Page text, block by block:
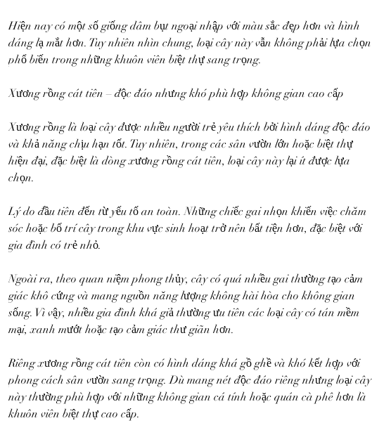
Hiện nay có một số giống dâm bụt ngoại nhập với màu sắc đẹp hơn và hình
dáng lạ mắt hơn. Tuy nhiên nhìn chung, loại cây này vẫn không phải lựa chọn
phổ biến trong những khuôn viên biệt thự sang trọng.
Xương rồng cát tiên – độc đáo nhưng khó phù hợp không gian cao cấp
Xương rồng là loại cây được nhiều người trẻ yêu thích bởi hình dáng độc đáo
và khả năng chịu hạn tốt. Tuy nhiên, trong các sân vườn lớn hoặc biệt thự
hiện đại, đặc biệt là dòng xương rồng cát tiên, loại cây này lại ít được lựa
chọn.
Lý do đầu tiên đến từ yếu tố an toàn. Những chiếc gai nhọn khiến việc chăm
sóc hoặc bố trí cây trong khu vực sinh hoạt trở nên bất tiện hơn, đặc biệt với
gia đình có trẻ nhỏ.
Ngoài ra, theo quan niệm phong thủy, cây có quá nhiều gai thường tạo cảm
giác khô cứng và mang nguồn năng lượng không hài hòa cho không gian
sống. Vì vậy, nhiều gia đình khá giả thường ưu tiên các loại cây có tán mềm
mại, xanh mướt hoặc tạo cảm giác thư giãn hơn.
Riêng xương rồng cát tiên còn có hình dáng khá gồ ghề và khó kết hợp với
phong cách sân vườn sang trọng. Dù mang nét độc đáo riêng nhưng loại cây
này thường phù hợp với những không gian cá tính hoặc quán cà phê hơn là
khuôn viên biệt thự cao cấp.